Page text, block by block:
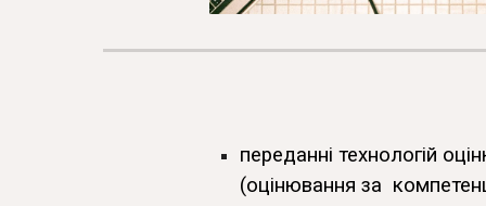
переданні технологій
(оцінювання за